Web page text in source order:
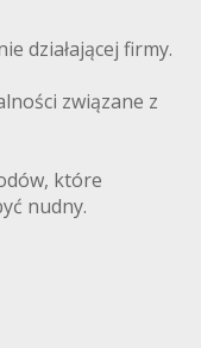
działającej firmy.
związane z
które
nudny.